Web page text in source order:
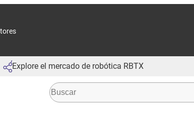
Explore el mercado de robótica RBTX